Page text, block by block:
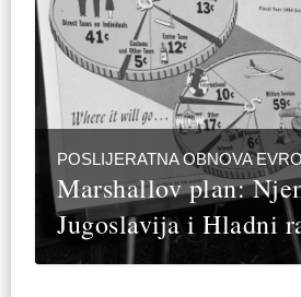
POSLIJERATNA OBNOVA
Marshallov plan:
Jugoslavija i Hladni